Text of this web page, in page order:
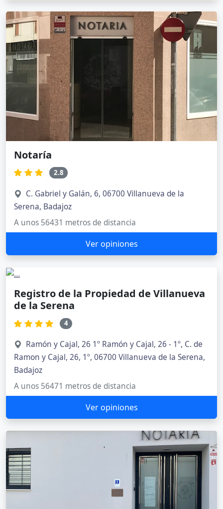
Notaría
2.8
C. Gabriel y Galán, 6, 06700 Villanueva de la
Serena, Badajoz
A unos 56431 metros de distancia
Ver opiniones
Registro de la Propiedad de Villanueva
de la Serena
4
Ramón y Cajal, 26 1º Ramón y Cajal, 26 - 1º, C. de
Ramon y Cajal, 26, 1º, 06700 Villanueva de la Serena,
Badajoz
A unos 56471 metros de distancia
Ver opiniones